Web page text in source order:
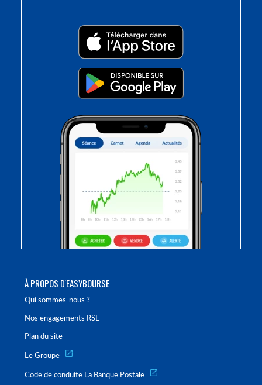
À PROPOS D'EASYBOURSE
Qui sommes-nous ?
Nos engagements RSE
Plan du site
Le Groupe
Code de conduite La Banque Postale